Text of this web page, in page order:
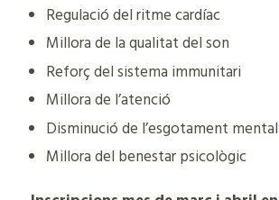
Regulació del ritme cardíac
Millora de la qualitat del son
Reforç del sistema immunitari
Millora de l’atenció
Disminució de l’esgotament mental
Millora del benestar psicològic